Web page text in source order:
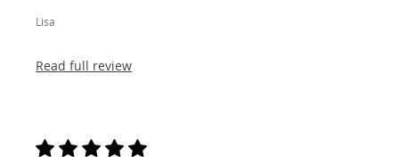
Lisa
Read full review